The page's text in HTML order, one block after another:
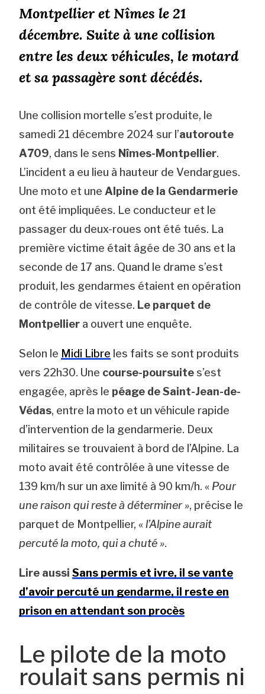
Montpellier et Nîmes le 21
décembre. Suite à une collision
entre les deux véhicules, le motard
et sa passagère sont décédés.
Une collision mortelle s’est produite, le
samedi 21 décembre 2024 sur l’autoroute
A709, dans le sens Nîmes-Montpellier.
L’incident a eu lieu à hauteur de Vendargues.
Une moto et une Alpine de la Gendarmerie
ont été impliquées. Le conducteur et le
passager du deux-roues ont été tués. La
première victime était âgée de 30 ans et la
seconde de 17 ans. Quand le drame s’est
produit, les gendarmes étaient en opération
de contrôle de vitesse. Le parquet de
Montpellier a ouvert une enquête.
Selon le Midi Libre les faits se sont produits
vers 22h30. Une course-poursuites’est
engagée, après le péage de Saint-Jean-de-
Védas, entre la moto et un véhicule rapide
d’intervention de la gendarmerie. Deux
militaires se trouvaient à bord de l’Alpine. La
moto avait été contrôlée à une vitesse de
139 km/h sur un axe limité à 90 km/h. « Pour
une raison qui reste à déterminer », précise le
parquet de Montpellier, «l’Alpine aurait
percuté la moto, qui a chuté ».
Lire aussiSans permis et ivre, il se vante
d’avoir percuté un gendarme, il reste en
prison en attendant son procès
Le pilote de la moto
roulait sans permis ni